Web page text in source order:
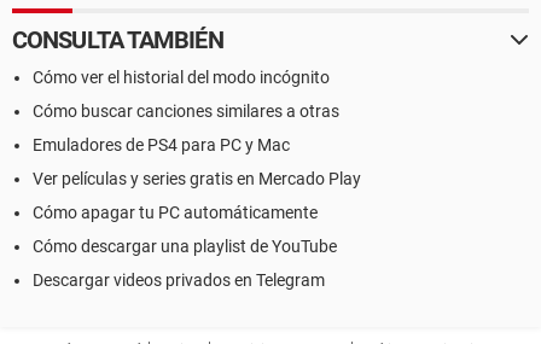
CONSULTA TAMBIÉN
Cómo ver el historial del modo incógnito
Cómo buscar canciones similares a otras
Emuladores de PS4 para PC y Mac
Ver películas y series gratis en Mercado Play
Cómo apagar tu PC automáticamente
Cómo descargar una playlist de YouTube
Descargar videos privados en Telegram